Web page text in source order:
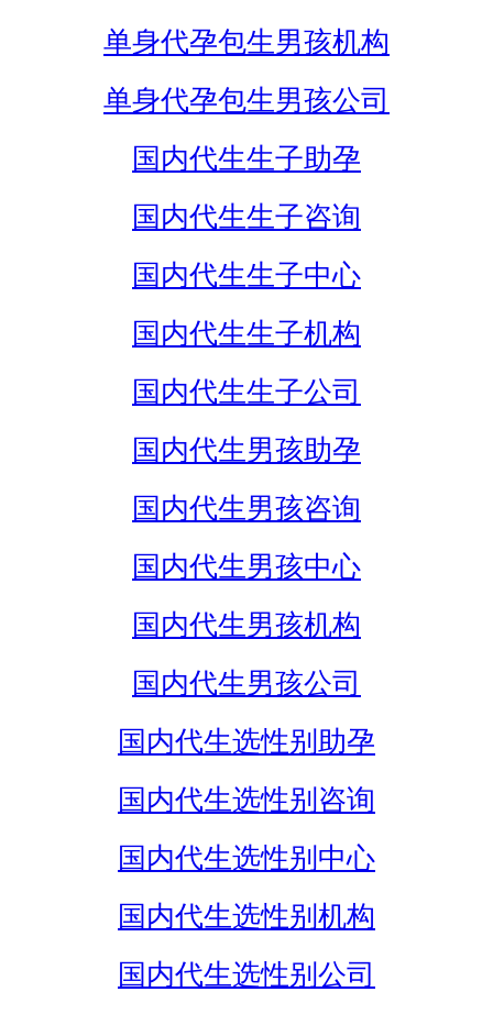
单身代孕包生男孩机构
单身代孕包生男孩公司
国内代生生子助孕
国内代生生子咨询
国内代生生子中心
国内代生生子机构
国内代生生子公司
国内代生男孩助孕
国内代生男孩咨询
国内代生男孩中心
国内代生男孩机构
国内代生男孩公司
国内代生选性别助孕
国内代生选性别咨询
国内代生选性别中心
国内代生选性别机构
国内代生选性别公司